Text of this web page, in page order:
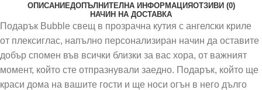
ОПИСАНИЕДОПЪЛНИТЕЛНА ИНФОРМАЦИЯОТЗИВИ (0)
НАЧИН НА ДОСТАВКА
Подарък Bubble свещ в прозрачна кутия с ангелски криле
от плексиглас, напълно персонализиран начин да оставите
добър спомен във всички близки за вас хора, от важният
момент, който сте отпразнували заедно. Подарък, който ще
краси дома на вашите гости и ще носи огън в него дълго